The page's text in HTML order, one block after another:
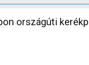
országúti